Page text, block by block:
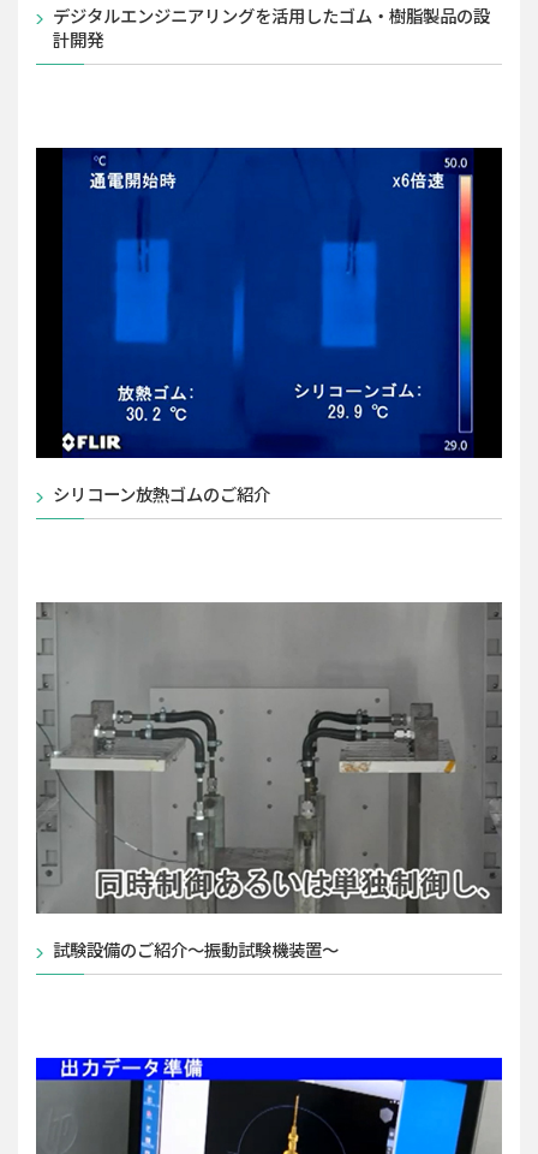
デジタルエンジニアリングを活用したゴム・樹脂製品の設
計開発
シリコーン放熱ゴムのご紹介
試験設備のご紹介～振動試験機装置～